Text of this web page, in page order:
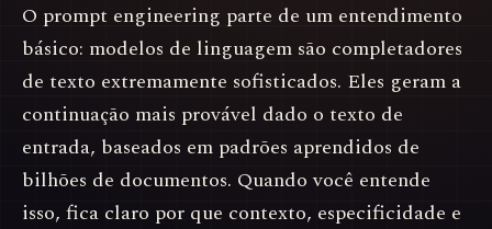
O prompt engineering parte de um entendimento
básico: modelos de linguagem são completadores
de texto extremamente sofisticados. Eles geram a
continuação mais provável dado o texto de
entrada, baseados em padrões aprendidos de
bilhões de documentos. Quando você entende
isso, fica claro por que contexto, especificidade e